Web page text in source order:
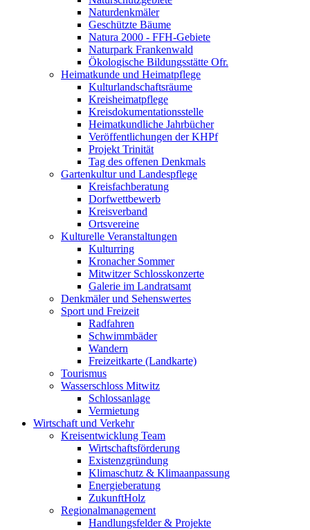
Naturdenkmäler
Geschützte Bäume
Natura 2000 - FFH-Gebiete
Naturpark Frankenwald
Ökologische Bildungsstätte Ofr.
Heimatkunde und Heimatpflege
Kulturlandschaftsräume
Kreisheimatpflege
Kreisdokumentationsstelle
Heimatkundliche Jahrbücher
Veröffentlichungen der KHPf
Projekt Trinität
Tag des offenen Denkmals
Gartenkultur und Landespflege
Kreisfachberatung
Dorfwettbewerb
Kreisverband
Ortsvereine
Kulturelle Veranstaltungen
Kulturring
Kronacher Sommer
Mitwitzer Schlosskonzerte
Galerie im Landratsamt
Denkmäler und Sehenswertes
Sport und Freizeit
Radfahren
Schwimmbäder
Wandern
Freizeitkarte (Landkarte)
Tourismus
Wasserschloss Mitwitz
Schlossanlage
Vermietung
Wirtschaft und Verkehr
Kreisentwicklung Team
Wirtschaftsförderung
Existenzgründung
Klimaschutz & Klimaanpassung
Energieberatung
ZukunftHolz
Regionalmanagement
Handlungsfelder & Projekte